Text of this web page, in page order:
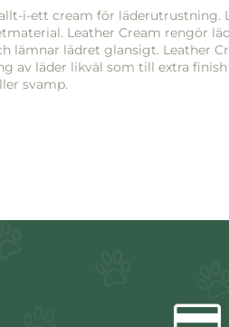
i-ett cream för läderutrustning.
Leather Cream rengör
lämnar lädret glansigt. Leather
av läder likväl som till extra finish
svamp.